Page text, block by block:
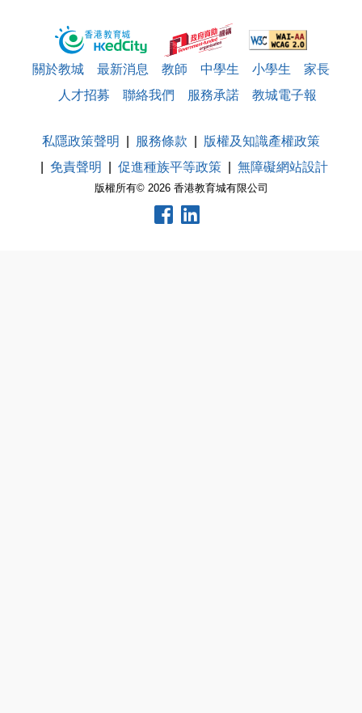
關於教城 最新消息 教師 中學生 小學生
家長
人才招募
聯絡我們 服務承諾 教城電子報
版權所有© 2026 香港教育城有限公司
私隱政策聲明 服務條款
版權及知識產權政策
免責聲明
促進種族平等政策 無障礙網站設計